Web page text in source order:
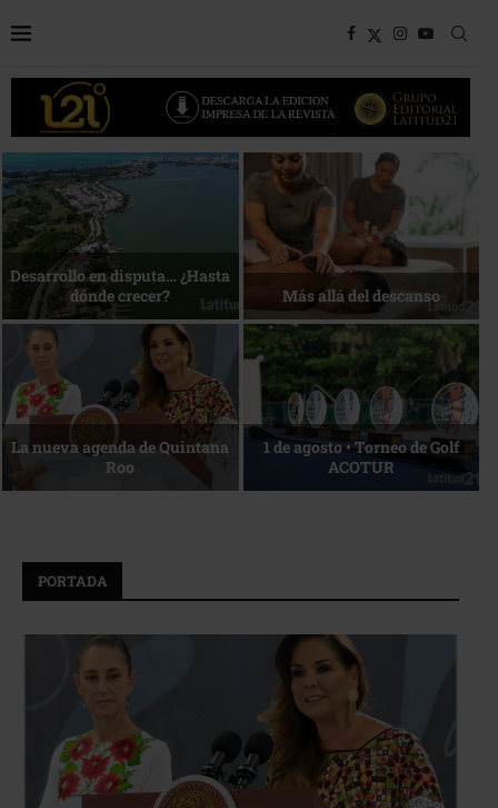
Bottega, un viaje servido a la
mesa
Energía que Impulsa la
competitividad
Reconocimiento de viajeros La esencia del servicio
PORTADA